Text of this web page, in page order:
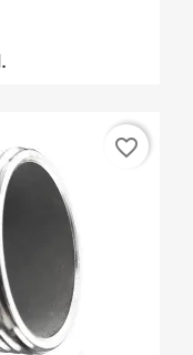
favorite_border